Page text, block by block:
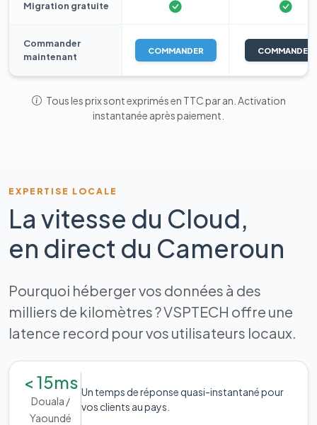
Migration gratuite
Commander
maintenant
COMMANDER COMMANDER
Tous les prix sont exprimés en TTC par an. Activation
instantanée après paiement.
EXPERTISE LOCALE
La vitesse du Cloud,
en direct du Cameroun
Pourquoi héberger vos données à des
milliers de kilomètres ? VSPTECH offre une
latence record pour vos utilisateurs locaux.
< 15ms
Douala /
Yaoundé
Un temps de réponse quasi-instantané pour
vos clients au pays.